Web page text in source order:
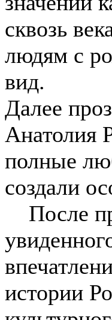
сквозь
людям с
вид.
Далее
Анатолия
полные
создали
После
истории